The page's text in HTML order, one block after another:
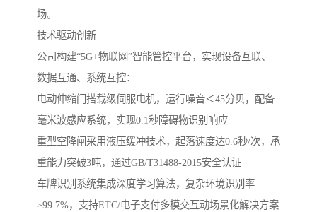
场。
‌技术驱动创新‌
公司构建“5G+物联网”智能管控平台，实现设备互联、
数据互通、系统互控：
电动伸缩门搭载级伺服电机，运行噪音＜45分贝，配备
毫米波感应系统，实现0.1秒障碍物识别响应
重型空降闸采用液压缓冲技术，起落速度达0.6秒/次，承
重能力突破3吨，通过GB/T31488-2015安全认证
车牌识别系统集成深度学习算法，复杂环境识别率
≥99.7%，支持ETC/电子支付多模交互动场景化解决方案‌